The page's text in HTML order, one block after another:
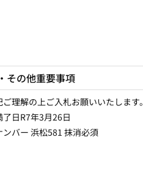
その他重要事項
理解の上ご入札お願いいたします。
了日R7年3月26日
ンバー 浜松581 抹消必須